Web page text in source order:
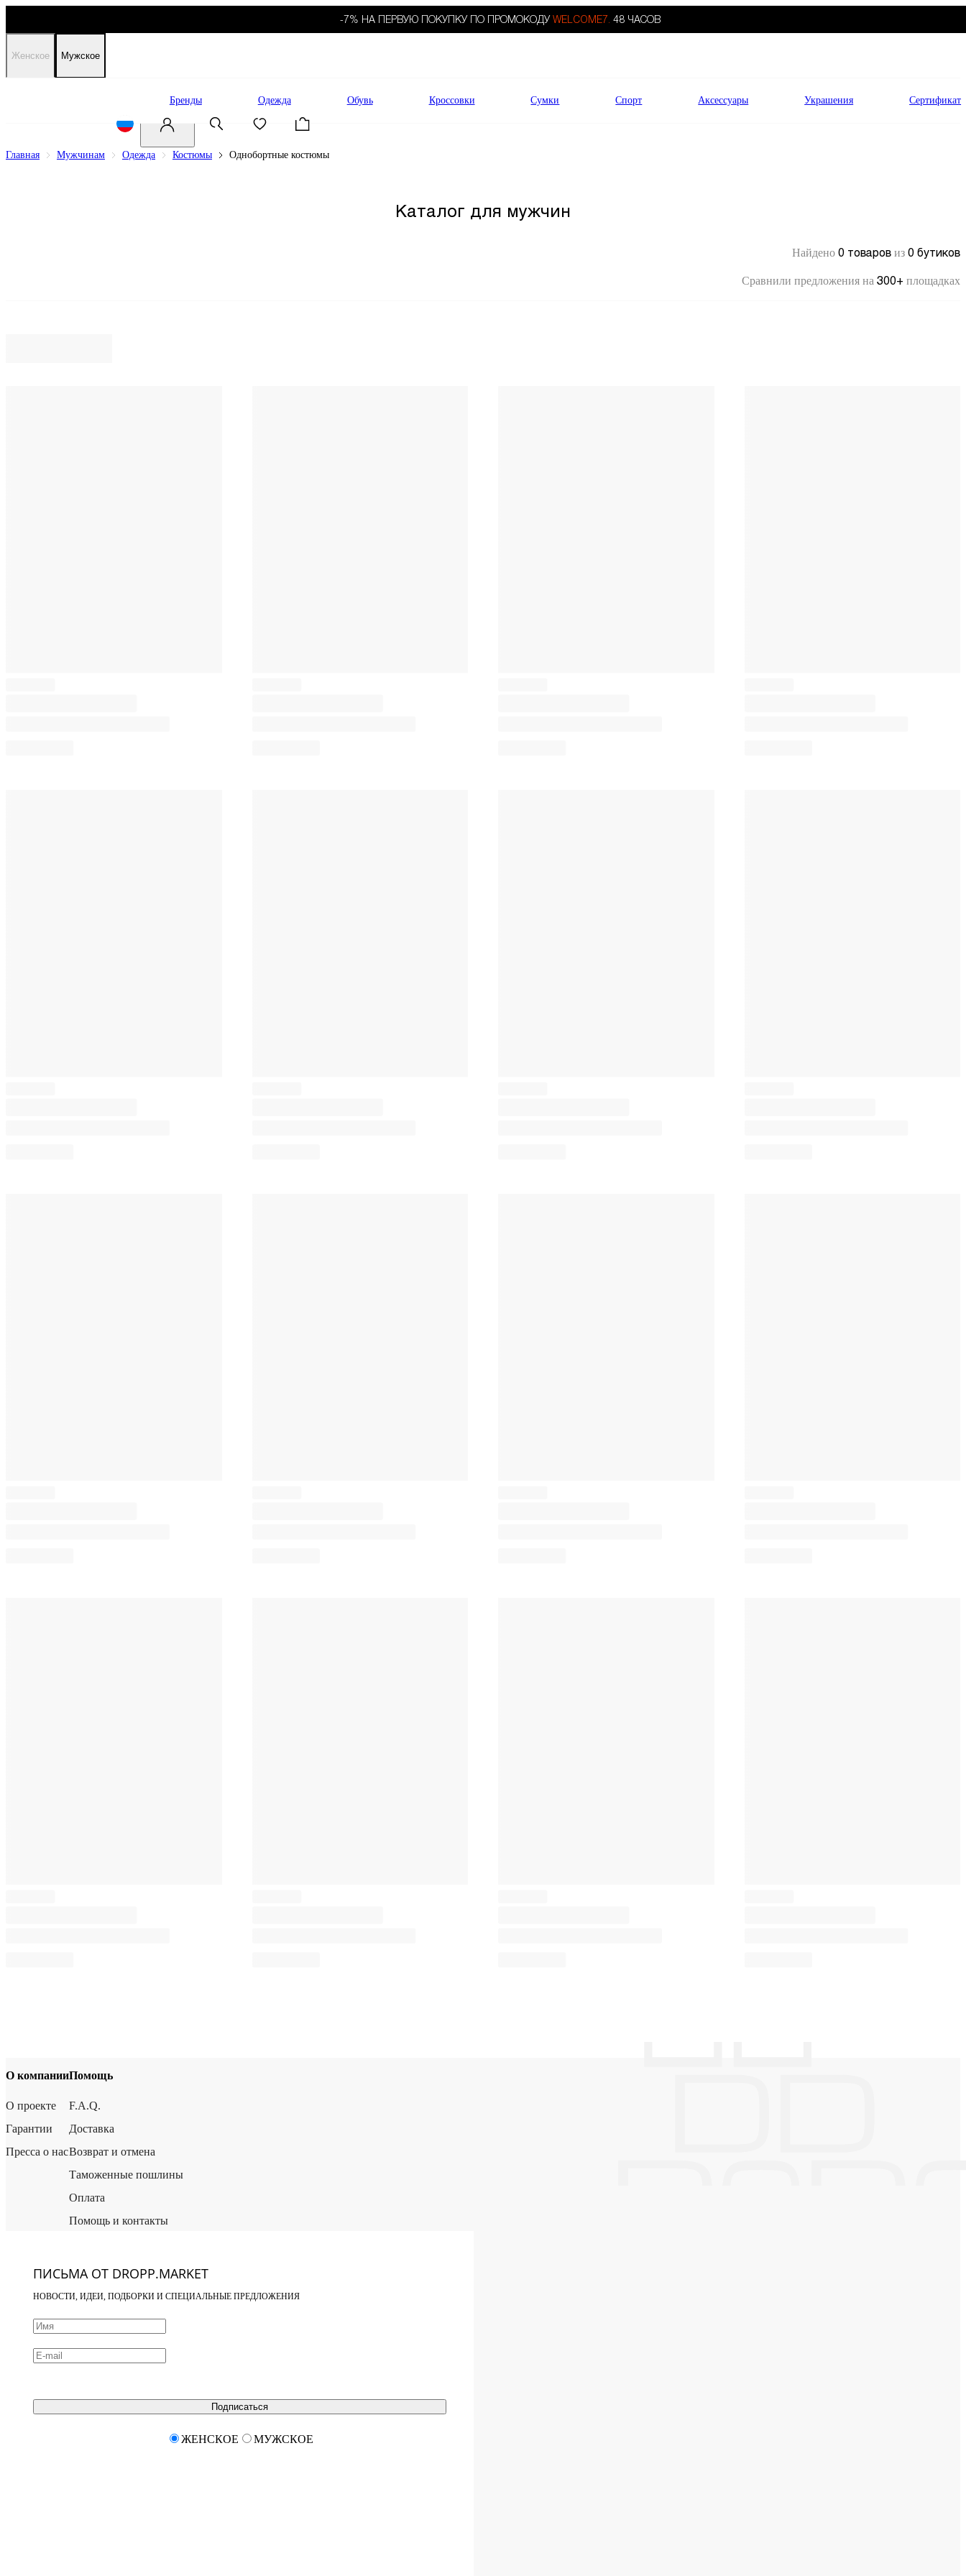
-7% НА ПЕРВУЮ ПОКУПКУ ПО ПРОМОКОДУ WELCOME7. 48 ЧАСОВ
Женское Мужское
Бренды Одежда Обувь Кроссовки Сумки Спорт Аксессуары Украшения Сертификат
Главная Мужчинам Одежда Костюмы Однобортные костюмы
Каталог для мужчин
Найдено 0 товаров из 0 бутиков
Сравнили предложения на 300+ площадках
О компании
О проекте
Гарантии
Пресса о нас
Помощь
F.A.Q.
Доставка
Возврат и отмена
Таможенные пошлины
Оплата
Помощь и контакты
ПИСЬМА ОТ DROPP.MARKET
НОВОСТИ, ИДЕИ, ПОДБОРКИ И СПЕЦИАЛЬНЫЕ ПРЕДЛОЖЕНИЯ
Подписаться
ЖЕНСКОЕ МУЖСКОЕ